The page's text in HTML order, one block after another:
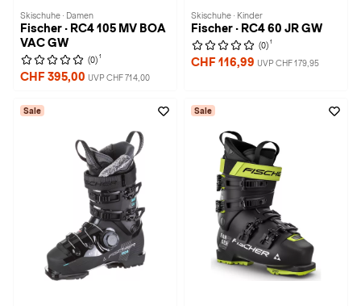
Skischuhe · Damen
Fischer · RC4 105 MV BOA
VAC GW
(0) 1
CHF 395,00 UVP CHF 714,00
Skischuhe · Kinder
Fischer · RC4 60 JR GW
(0) 1
CHF 116,99 UVP CHF 179,95
Sale Sale